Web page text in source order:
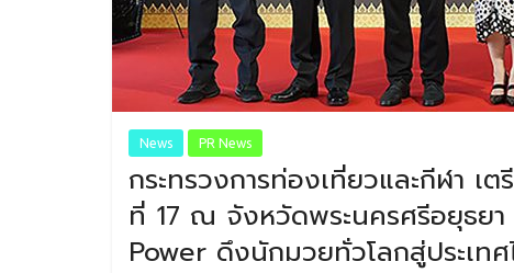
News PR News
กระทรวงการท่องเที่ยวและกีฬา
ที่ 17 ณ จังหวัดพระนครศรีอยุธย
Power ดึงนักมวยทั่วโลกสู่ประเท